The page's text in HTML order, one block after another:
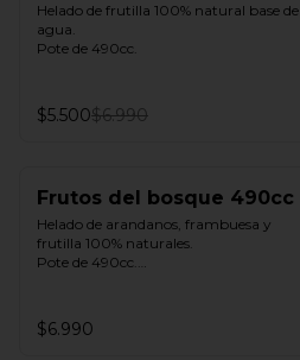
Helado de frutilla 100% natural base de
agua.
Pote de 490cc.
$5.500$6.990
Frutos del bosque 490cc
Helado de arandanos, frambuesa y
frutilla 100% naturales.
Pote de 490cc.
$6.990